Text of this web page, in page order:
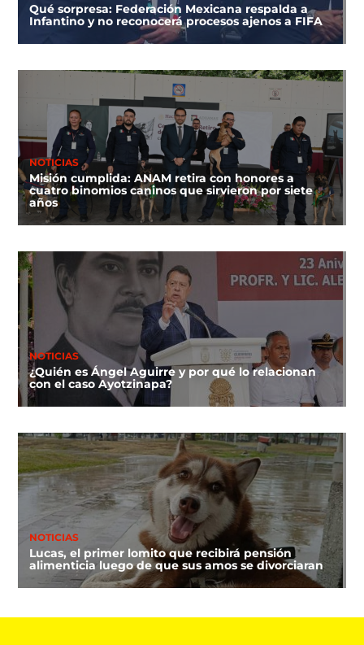
Qué sorpresa: Federación Mexicana respalda a
Infantino y no reconocerá procesos ajenos a FIFA
NOTICIAS
Misión cumplida: ANAM retira con honores a
cuatro binomios caninos que sirvieron por siete
años
NOTICIAS
¿Quién es Ángel Aguirre y por qué lo relacionan
con el caso Ayotzinapa?
NOTICIAS
Lucas, el primer lomito que recibirá pensión
alimenticia luego de que sus amos se divorciaran